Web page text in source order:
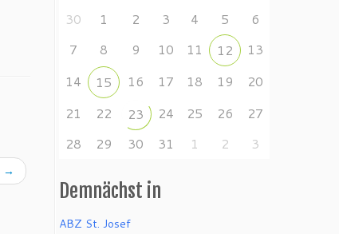
→
30 1 2 3 4 5
6
7
8 9 10 11 12
13
14
15 16 17 18 19
20
21
22 23 24 25 26
27
28
29 30 31 1 2 3
Demnächst in
ABZ St. Josef